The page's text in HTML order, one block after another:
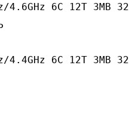
4.6GHz 6C 12T 3MB
4.4GHz 6C 12T 3MB